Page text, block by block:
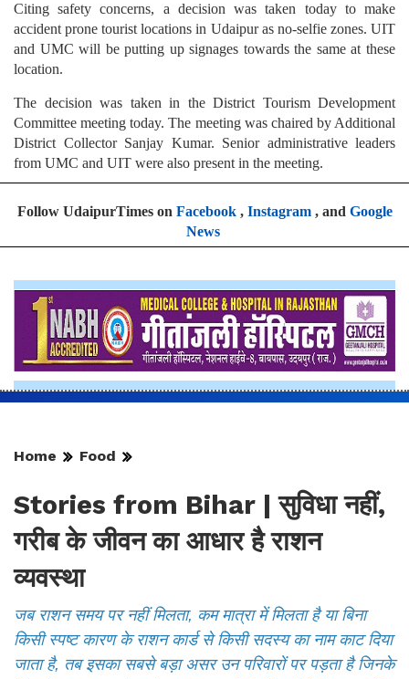
Citing safety concerns, a decision was taken today to make
accident prone tourist locations in Udaipur as no-selfie zones. UIT
and UMC will be putting up signages towards the same at these
location.
The decision was taken in the District Tourism Development
Committee meeting today. The meeting was chaired by Additional
District Collector Sanjay Kumar. Senior administrative leaders
from UMC and UIT were also present in the meeting.
Follow UdaipurTimes on Facebook, Instagram, and Google
News
Home Food
Stories from Bihar | सुविधा नहीं,
गरीब के जीवन का आधार है राशन
व्यवस्था
जब राशन समय पर नहीं मिलता, कम मात्रा में मिलता है या बिना
किसी स्पष्ट कारण के राशन कार्ड से किसी सदस्य का नाम काट दिया
जाता है, तब इसका सबसे बड़ा असर उन परिवारों पर पड़ता है जिनके